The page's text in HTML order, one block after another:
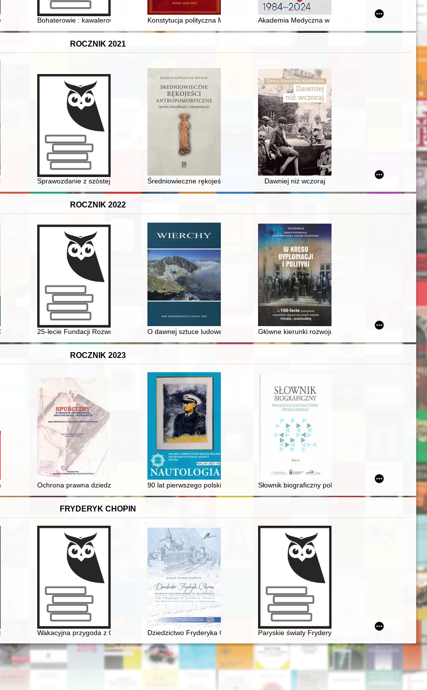
i św. Maternusa oraz dawne opactwo w Lubomierzu 1278-2025
UW
Bohaterowie : kawalerowie Orderu Wojennego Virtuti Militari Powstania Warszawskiego 1944 r
Konstytucja polityczna Monarchii Hiszpańskiej promulgowana w Kadyksie 19 marca 1812
Akademia Medyczna w Bydgoszczy Collegium
ROCZNIK 2021
sporu historycznego
Sprawozdanie z szóstej filozoficznej konferencji naukowej studentów i doktorantów Człowiek wobec prawdy. Wrocław, 16
Średniowieczne rękojeści antropomorficzne : (próba klasyfikacji i interpretacji)
Dawniej niż wczoraj
ROCZNIK 2022
na Wawelu - recenzja]
a XXI wiekiem : studia historyczno-społeczno-prawne
25-lecie Fundacji Rozwoju Regionu PierzchnicaO dawnej sztuce ludowej na Polskim SpiszuGłówne kierunki rozwoju stosunków ekonomicznych
ROCZNIK 2023
Polskiej Partii Robotniczej i Urzędu Bezpieczeństwa Publicznego w Pile w latach 1945-1948
Ochrona prawna dziedzictwa piśmienniczego : świadectwa przeszłości, otwarta księga i "żywa" pamięć
90 lat pierwszego polskiego wydania locji BałtykuSłownik biograficzny polskiego katolicyzmu
FRYDERYK CHOPIN
1840's Wakacyjna przygoda z Chopinem" w Muzeum NiepodległościDziedzictwo Fryderyka Chopina. Kolekcja Boutroux-Ferra w Valldemossie
Paryskie światy Fryderyka Chopina [1810-1849]